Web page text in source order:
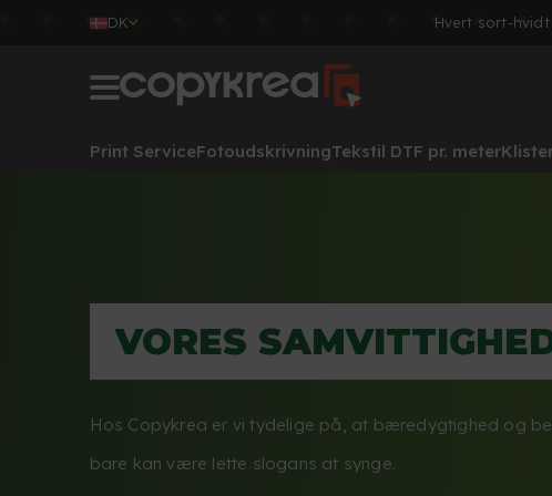
DK Hvert sort-
Print ServiceFotoudskrivningTekstil DTF pr. meter
VORES
Hos Copykrea er vi tydelige på, at bæredygtighed og
bare kan være lette slogans at synge.